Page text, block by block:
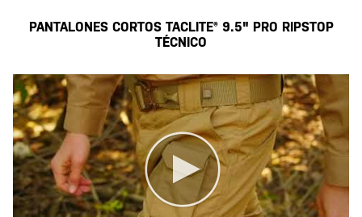
PANTALONES CORTOS TACLITE® 9.5" PRO RIPSTOP
TÉCNICO